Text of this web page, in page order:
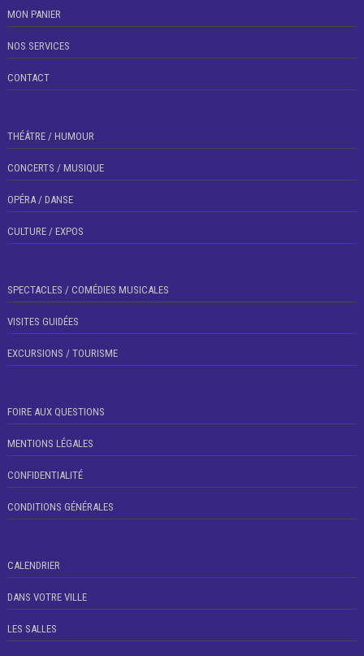
MON PANIER
NOS SERVICES
CONTACT
THÉÂTRE / HUMOUR
CONCERTS / MUSIQUE
OPÉRA / DANSE
CULTURE / EXPOS
SPECTACLES / COMÉDIES MUSICALES
VISITES GUIDÉES
EXCURSIONS / TOURISME
FOIRE AUX QUESTIONS
MENTIONS LÉGALES
CONFIDENTIALITÉ
CONDITIONS GÉNÉRALES
CALENDRIER
DANS VOTRE VILLE
LES SALLES